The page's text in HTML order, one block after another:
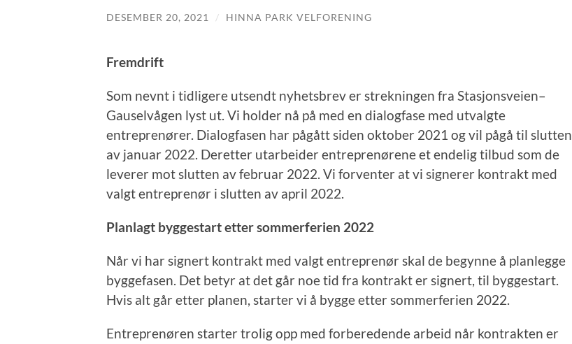
DESEMBER 20, 2021 / HINNA PARK VELFORENING
Fremdrift
Som nevnt i tidligere utsendt nyhetsbrev er strekningen fra Stasjonsveien–
Gauselvågen lyst ut. Vi holder nå på med en dialogfase med utvalgte
entreprenører. Dialogfasen har pågått siden oktober 2021 og vil pågå til slutten
av januar 2022. Deretter utarbeider entreprenørene et endelig tilbud som de
leverer mot slutten av februar 2022. Vi forventer at vi signerer kontrakt med
valgt entreprenør i slutten av april 2022.
Planlagt byggestart etter sommerferien 2022
Når vi har signert kontrakt med valgt entreprenør skal de begynne å planlegge
byggefasen. Det betyr at det går noe tid fra kontrakt er signert, til byggestart.
Hvis alt går etter planen, starter vi å bygge etter sommerferien 2022.
Entreprenøren starter trolig opp med forberedende arbeid når kontrakten er